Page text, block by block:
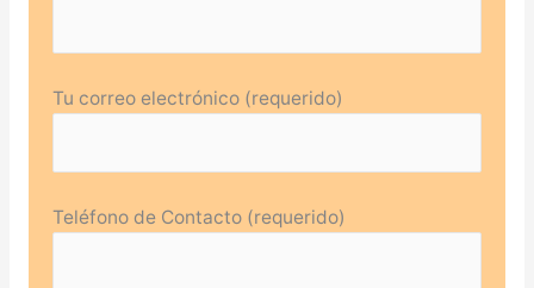
Tu correo electrónico (requerido)
Teléfono de Contacto (requerido)